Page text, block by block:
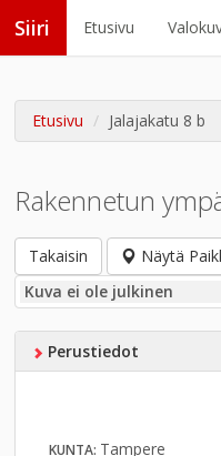
Siiri Etusivu
Etusivu Jalajakatu 8 b
Rakennetun
Takaisin
Näytä
Kuva ei ole julkinen
Perustiedot
KUNTA: Tampere